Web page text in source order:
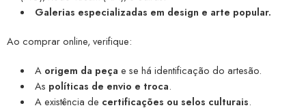
Galerias especializadas em design e arte popular.
Ao comprar online, verifique:
A origem da peça e se há identificação do artesão.
As políticas de envio e troca.
A existência de certificações ou selos culturais.